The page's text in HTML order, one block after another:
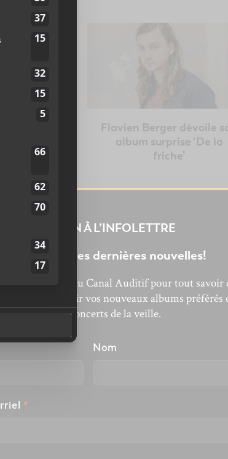
Flavien Berger dévoile
album surprise ‘De la
friche’
INSCRIPTION À L’INFOLETTRE
pas les dernières nouvelles!
à l’infolettre du Canal Auditif pour tout savoir
découvrir vos nouveaux albums préférés
revivre les concerts de la veille.
Nom
*